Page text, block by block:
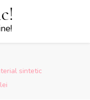
sintetic